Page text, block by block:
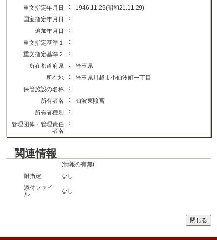
重文指定年月日
：
1946.11.29(昭和21.11.29)
国宝指定年月日
：
追加年月日 ：
重文指定基準１ ：
重文指定基準２ ：
所在都道府県 ：
埼玉県
所在地
：
埼玉県川越市小仙波町一丁目
保管施設の名称
：
所有者名 ：
仙波東照宮
所有者種別
：
管理団体・管理責任
者名
：
関連情報
(情報の有無)
附指定
なし
添付ファイ
ル
なし